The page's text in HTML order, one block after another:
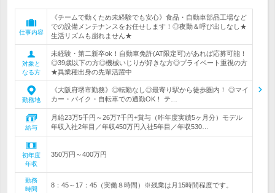
仕事内容
《チームで動くため未経験でも安心》食品・自動車部品工場など
での設備メンテナンスをお任せします！◎夜勤＆呼び出しなし★
生活リズムも崩れません★
対象と
なる方
未経験・第二新卒ok！自動車免許(AT限定可)があれば応募可能！
◎39歳以下の方◎機械いじりが好きな方◎プライベート重視の方
★異業種出身の先輩活躍中
勤務地
《大阪府堺市勤務》◎転勤なし◎最寄り駅から徒歩圏内！ ◎マイ
カー・バイク・自転車での通勤OK！ テ…
給与
月給23万5千円～26万7千円+賞与（昨年度実績5ヶ月分）モデル
年収入社2年目／年収450万円入社5年目／年収530…
初年度
年収
350万円～400万円
勤務
時間
8：45～17：45（実働８時間）※残業は月15時間程度です。